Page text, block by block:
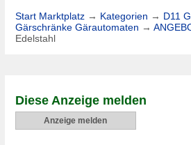
Start Marktplatz → Kategorien → D11
Gärschränke Gärautomaten →
Edelstahl
Diese Anzeige melden
Anzeige melden